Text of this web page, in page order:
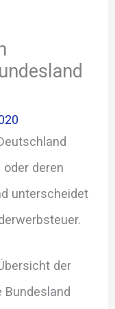
deren
unterscheidet
der
Bundesland